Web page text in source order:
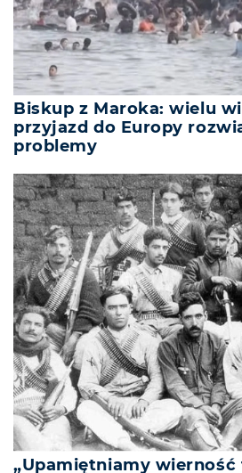
Biskup z Maroka: wielu
przyjazd do Europy
problemy
„Upamiętniamy